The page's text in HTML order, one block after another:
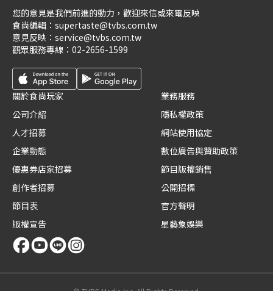
您的意見是我們前進的動力，歡迎來信或來電反映
食尚編輯： supertaste@tvbs.com.tw
意見反映： service@tvbs.com.tw
觀眾服務專線： 02-2656-1599
關於食尚玩家
公司介紹
人才招募
企業動態
優惠券店家招募
創作者招募
節目表
版權宣告
業務服務
隱私權政策
網站使用協定
數位廣告與贊助政策
節目版權銷售
公開招標
官方聲明
星藝象娛樂